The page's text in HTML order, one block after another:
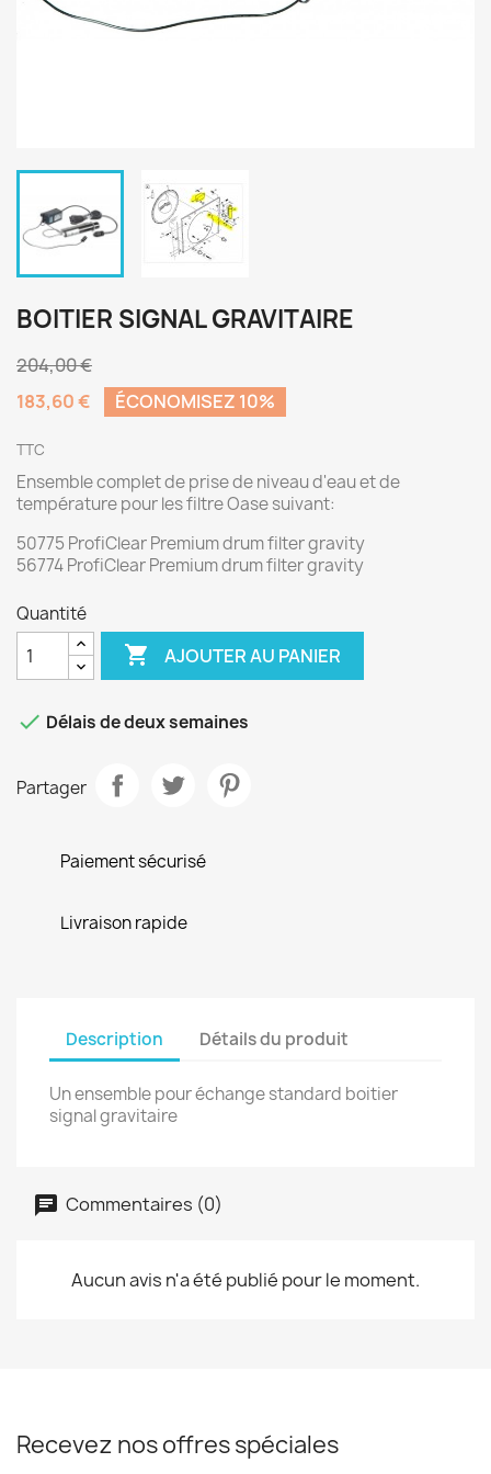
BOITIER SIGNAL GRAVITAIRE
204,00 €
183,60 €
ÉCONOMISEZ 10%
TTC
Ensemble complet de prise de niveau d'eau et de
température pour les filtre Oase suivant:
50775 ProfiClear Premium drum filter gravity
56774 ProfiClear Premium drum filter gravity
Quantité
 AJOUTER AU PANIER
 Délais de deux semaines
Partager
Paiement sécurisé
Livraison rapide
Description Détails du produit
Un ensemble pour échange standard boitier
signal gravitaire
Commentaires (0)
Aucun avis n'a été publié pour le moment.
Recevez nos offres spéciales